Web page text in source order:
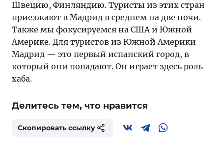
Швецию, Финляндию. Туристы из этих стран
приезжают в Мадрид в среднем на две ночи.
Также мы фокусируемся на США и Южной
Америке. Для туристов из Южной Америки
Мадрид — это первый испанский город, в
который они попадают. Он играет здесь роль
хаба.
Делитесь тем, что нравится
Скопировать ссылку